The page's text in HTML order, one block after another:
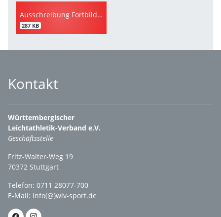
Ausschreibung Fortbildung Leistungssport (Lauf)
287 KB
Kontakt
Württembergischer
Leichtathletik-Verband e.V.
Geschäftsstelle
Fritz-Walter-Weg 19
70372 Stuttgart
Telefon: 0711 28077-700
E-Mail: info(@)wlv-sport.de